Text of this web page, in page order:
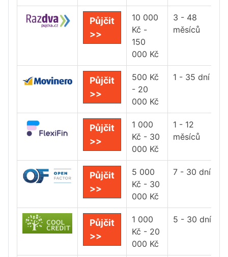
Půjčit
>>
10 000
Kč -
150
000 Kč
3 - 48
měsíců
Půjčit
>>
500 Kč
- 20
000 Kč
1 - 35 dní
Půjčit
>>
1 000
Kč - 30
000 Kč
1 - 12
měsíců
Půjčit
>>
5 000
Kč - 30
000 Kč
7 - 30 dní
Půjčit
>>
1 000
Kč - 20
000 Kč
5 - 30 dní